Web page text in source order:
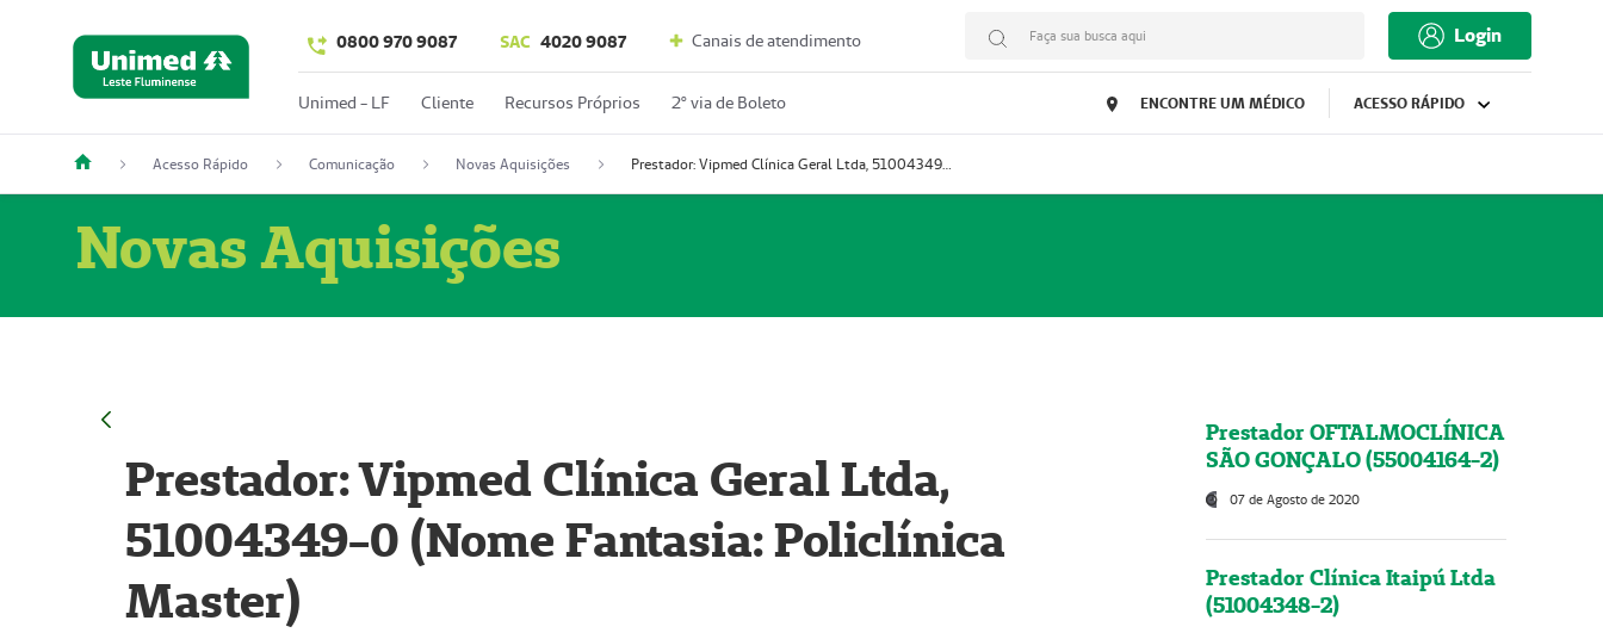
0800 970 9087 SAC 4020 9087 Canais de atendimento Faça sua busca aqui Login
Unimed - LF Cliente Recursos Próprios 2º via de Boleto ENCONTRE UM MÉDICO ACESSO RÁPIDO
Acesso Rápido Comunicação Novas Aquisições Prestador: Vipmed Clínica Geral Ltda, 51004349-0 (Nome Fantasia: Policlínica Master)
Novas Aquisições
Prestador: Vipmed Clínica Geral Ltda,
51004349-0 (Nome Fantasia: Policlínica
Master)
Prestador OFTALMOCLÍNICA
SÃO GONÇALO (55004164-2)
07 de Agosto de 2020
Prestador Clínica Itaipú Ltda
(51004348-2)